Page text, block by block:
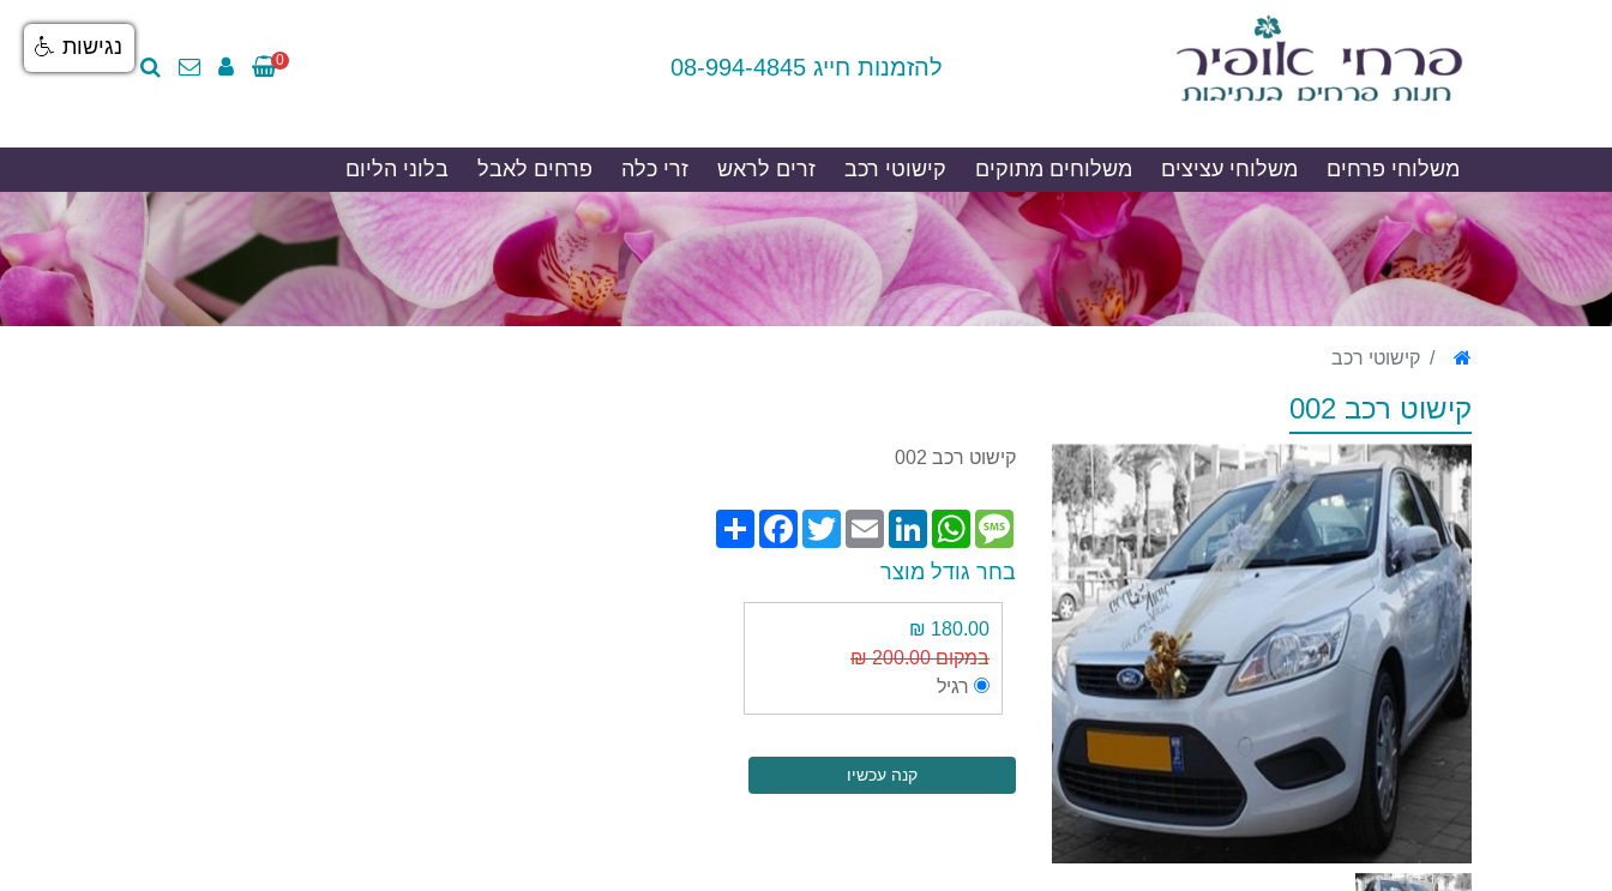
להזמנות חייג 08-994-4845 0
משלוחי פרחים משלוחי עציצים משלוחים מתוקים קישוטי רכב זרים לראש זרי כלה פרחים לאבל בלוני הליום
קישוטי רכב
קישוט רכב 002
קישוט רכב 002
Share
FacebookTwitterEmail
LinkedIn
WhatsAppMessage
בחר גודל מוצר
180.00 ₪
במקום 200.00 ₪
רגיל
קנה עכשיו
נגישות